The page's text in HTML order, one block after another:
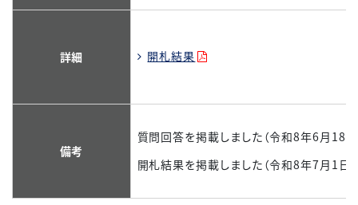
詳細 開札結果
備考
質問回答を掲載しました（令和8年6月18日
開札結果を掲載しました（令和8年7月1日）